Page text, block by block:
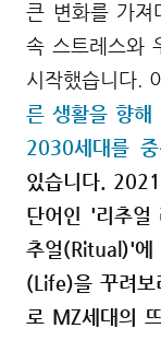
큰 변화를 가져
속 스트레스와
시작했습니다.
른 생활을 향해
2030세대를 중
있습니다.
단어인 '리추얼
추얼(Ritual)'에
(Life)을 꾸려보
로 MZ세대의